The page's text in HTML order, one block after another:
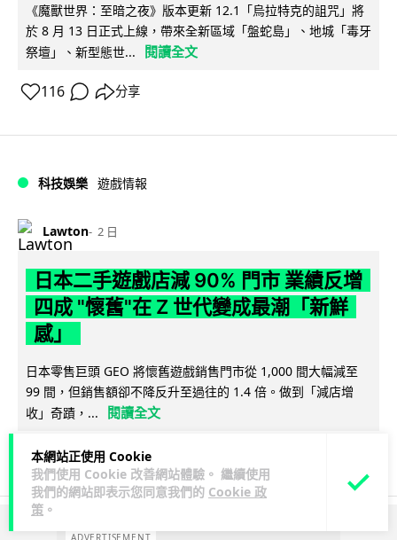
本網站正使用 Cookie
我們使用 Cookie 改善網站體驗。 繼續使用
我們的網站即表示您同意我們的 Cookie 政
策 。
《魔獸世界：至暗之夜》版本更新 12.1「烏拉特克的詛咒」將
於 8 月 13 日正式上線，帶來全新區域「盤蛇島」、地城「毒牙
祭壇」、新型態世...
閱讀全文
116 分享
科技娛樂 遊戲情報
Lawton 2 日
日本二手遊戲店減 90% 門市 業績反增
四成 "懷舊"在 Z 世代變成最潮「新鮮
感」
日本零售巨頭 GEO 將懷舊遊戲銷售門市從 1,000 間大幅減至
99 間，但銷售額卻不降反升至過往的 1.4 倍。做到「減店增
收」奇蹟，...
閱讀全文
262 20 ↗ 分享